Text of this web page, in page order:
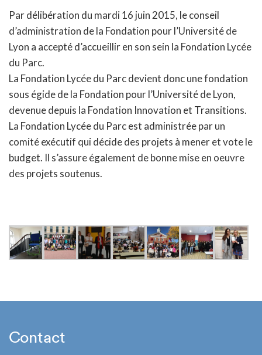
Par délibération du mardi 16 juin 2015, le conseil
d’administration de la Fondation pour l’Université de
Lyon a accepté d’accueillir en son sein la Fondation Lycée
du Parc.
La Fondation Lycée du Parc devient donc une fondation
sous égide de la Fondation pour l’Université de Lyon,
devenue depuis la Fondation Innovation et Transitions.
La Fondation Lycée du Parc est administrée par un
comité exécutif qui décide des projets à mener et vote le
budget. Il s’assure également de bonne mise en oeuvre
des projets soutenus.
Contact